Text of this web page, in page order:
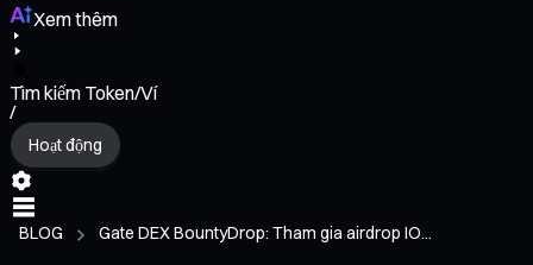
Xem thêm
Tìm kiếm Token/Ví
/
Hoạt động
BLOG Gate DEX BountyDrop: Tham gia airdrop IO...